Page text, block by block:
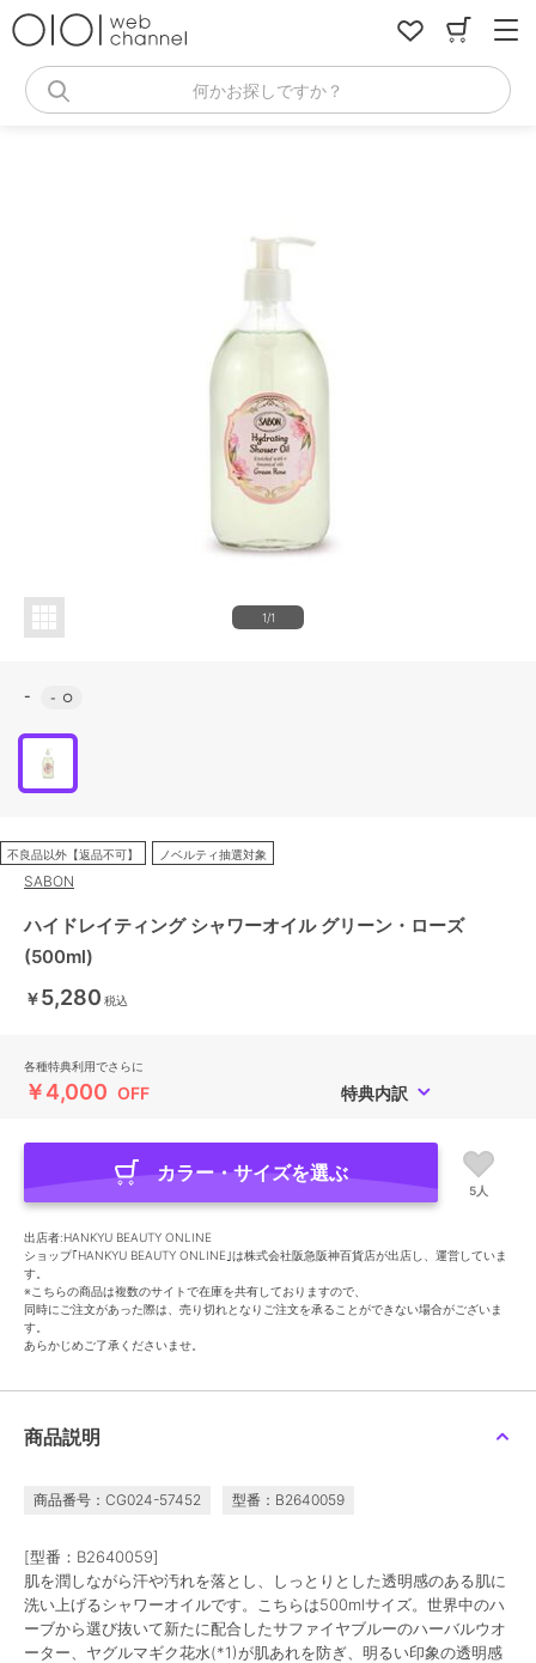
何かお探しですか？
1/1
- - ○
不良品以外【返品不可】 ノベルティ抽選対象
SABON
ハイドレイティング シャワーオイル グリーン・ローズ
(500ml)
￥5,280 税込
各種特典利用でさらに
￥4,000 OFF 特典内訳
カラー・サイズを選ぶ
5人
出店者:HANKYU BEAUTY ONLINE
ショップ｢HANKYU BEAUTY ONLINE｣は株式会社阪急阪神百貨店が出店し、運営していま
す。
※こちらの商品は複数のサイトで在庫を共有しておりますので、
同時にご注文があった際は、売り切れとなりご注文を承ることができない場合がございま
す。
あらかじめご了承くださいませ。
商品説明
商品番号：CG024-57452 型番：B2640059
[型番：B2640059]
肌を潤しながら汗や汚れを落とし、しっとりとした透明感のある肌に
洗い上げるシャワーオイルです。こちらは500mlサイズ。世界中のハ
ーブから選び抜いて新たに配合したサファイヤブルーのハーバルウオ
ーター、ヤグルマギク花水(*1)が肌あれを防ぎ、明るい印象の透明感